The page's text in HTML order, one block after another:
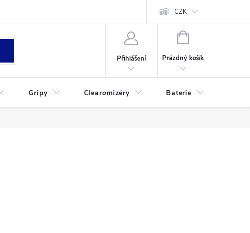
CZK
Přihlášení
NÁKUPNÍ
Prázdný košík
Gripy Clearomizéry Baterie